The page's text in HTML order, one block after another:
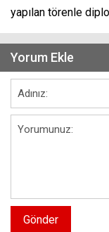
yapılan törenle
Yorum Ekle
Gönder